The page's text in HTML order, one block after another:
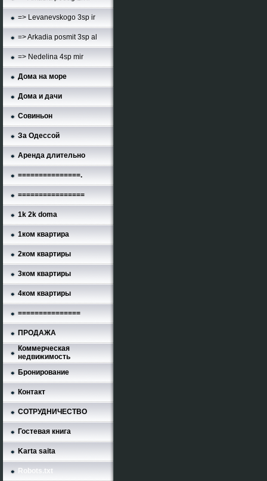
=> Levanevskogo 3sp ir
=> Arkadia posmit 3sp al
=> Nedelina 4sp mir
Дома на море
Дома и дачи
Совиньон
За Одессой
Аренда длительно
===============.
================
1k 2k doma
1ком квартира
2ком квартиры
3ком квартиры
4ком квартиры
===============
ПРОДАЖА
Коммерческая
недвижимость
Бронирование
Контакт
СОТРУДНИЧЕСТВО
Гостевая книга
Karta saita
Robots.txt